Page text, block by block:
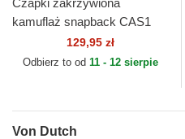
Czapki zakrzywiona
kamuflaż snapback CAS1
WAR Von Dutch
129,95 zł
Odbierz to od 11 - 12 sierpie
Von Dutch